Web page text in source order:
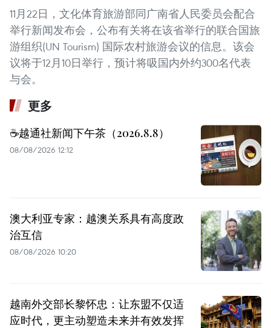
11月22日，文化体育旅游部同广南省人民委员会配合
举行新闻发布会，公布有关将在该省举行的联合国旅
游组织(UN Tourism) 国际农村旅游会议的信息。该会
议将于12月10日举行，预计将吸国内外约300名代表
与会。
更多
☕️越通社新闻下午茶（2026.8.8）
08/08/2026 12:12
澳大利亚专家：越澳关系具有高度政
治互信
08/08/2026 10:20
越南外交部长黎怀忠：让东盟不仅适
应时代，更主动塑造未来并有效发挥